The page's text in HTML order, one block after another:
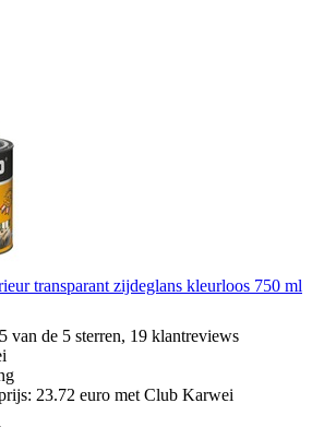
transparant zijdeglans kleurloos 750 ml
van de 5 sterren, 19 klantreviews
23.72 euro met Club Karwei